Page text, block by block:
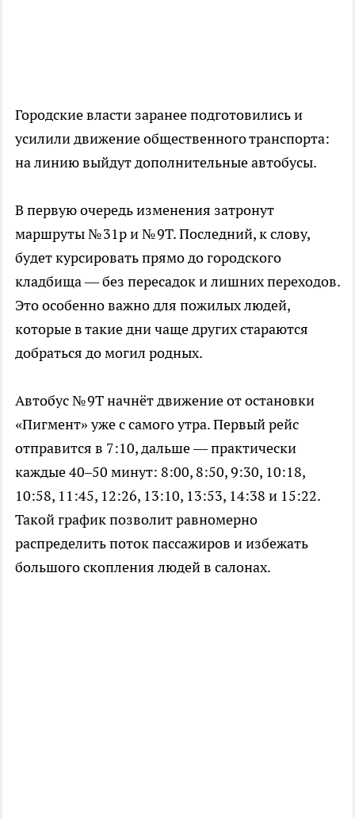
Городские власти заранее подготовились и
усилили движение общественного транспорта:
на линию выйдут дополнительные автобусы.
В первую очередь изменения затронут
маршруты № 31р и № 9Т. Последний, к слову,
будет курсировать прямо до городского
кладбища — без пересадок и лишних переходов.
Это особенно важно для пожилых людей,
которые в такие дни чаще других стараются
добраться до могил родных.
Автобус № 9Т начнёт движение от остановки
«Пигмент» уже с самого утра. Первый рейс
отправится в 7:10, дальше — практически
каждые 40–50 минут: 8:00, 8:50, 9:30, 10:18,
10:58, 11:45, 12:26, 13:10, 13:53, 14:38 и 15:22.
Такой график позволит равномерно
распределить поток пассажиров и избежать
большого скопления людей в салонах.